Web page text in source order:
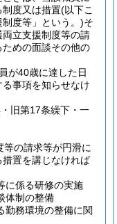
度又は措置(以下こ
度等」という。)そ
立支援制度等の請
めの面談その他の
が40歳に達した日
る事項を知らせなけ
旧第17条繰下・一
の請求等が円滑に
置を講じなければ
に係る研修の実施
体制の整備
勤務環境の整備に関